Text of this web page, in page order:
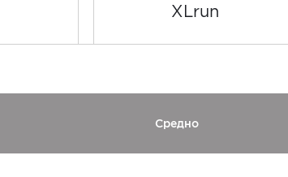
XLrun
Средно